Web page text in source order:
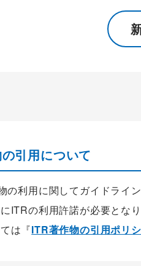
引用について
の利用に関してガイドライ
ITRの利用許諾が必要とな
は『ITR著作物の引用ポリ